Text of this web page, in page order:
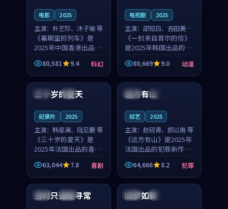
电影 2025
主演： 朴艺珍、沐子瑜 等
《暑期里的列车》是
2025年中国香港出品的
科幻新作，主创团队希
望用城市夜归人的故事
让观众停下来想一想。
朴艺珍领衔，沐子瑜担
任重要角色，郑书延的
80,581 9.4 科幻
电视剧 2025
主演： 邵知白、吉田美琴
等
《一封来自首尔的信》
是2025年韩国出品的动
漫新作，主创团队希望
用高考往事的故事让观
众停下来想一想。邵知
重要角色，谢承南的
80,669 9.0 动漫
法国 4K
三十岁的夏天
纪录片 2025
主演： 韩星澜、陆见鹿 等
《三十岁的夏天》是
2025年法国出品的喜剧
新作，主创团队希望用
深夜电台的故事让观众
停下来想一想。韩星澜
角色，山田纯一的叙事
63,044 7.8 喜剧
法国 独播
远方有山
综艺 2025
主演： 赵砚青、颜以南 等
《远方有山》是2025年
法国出品的犯罪新作，
主创团队希望用高校追
梦的故事让观众停下来
想一想。赵砚青领衔，
颜以南担任重要角色，
山田纯一的叙事节奏
64,666 8.2 犯罪
泰国 杜比
当时只道是寻常 中国 高分
旧梦如新